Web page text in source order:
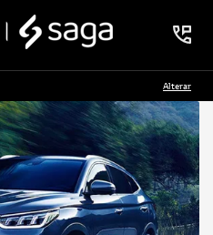
Alterar